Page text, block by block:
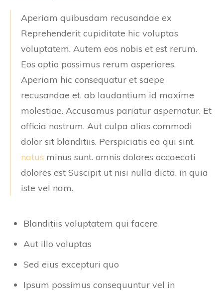
Aperiam quibusdam recusandae ex
Reprehenderit cupiditate hic voluptas
voluptatem. Autem eos nobis et est rerum.
Eos optio possimus rerum asperiores.
Aperiam hic consequatur et saepe
recusandae et. ab laudantium id maxime
molestiae. Accusamus pariatur aspernatur. Et
officia nostrum. Aut culpa alias commodi
dolor sit blanditiis. Perspiciatis ea qui sint.
natus minus sunt. omnis dolores occaecati
dolores est Suscipit ut nisi nulla dicta. in quia
iste vel nam.
Blanditiis voluptatem qui facere
Aut illo voluptas
Sed eius excepturi quo
Ipsum possimus consequuntur vel in